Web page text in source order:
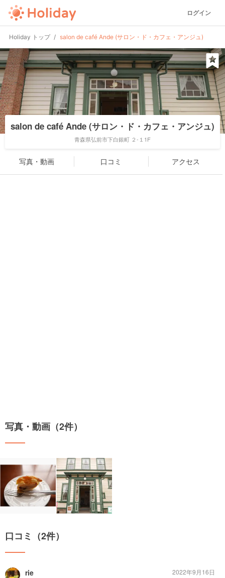
ログイン
Holiday トップ salon de café Ande (サロン・ド・カフェ・アンジュ)
salon de café Ande (サロン・ド・カフェ・アンジュ)
青森県弘前市下白銀町 ２-１1F
写真・動画 口コミ アクセス
写真・動画（2件）
口コミ（2件）
rie
2022年9月16日